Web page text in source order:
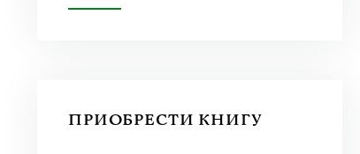
ПРИОБРЕСТИ КНИГУ